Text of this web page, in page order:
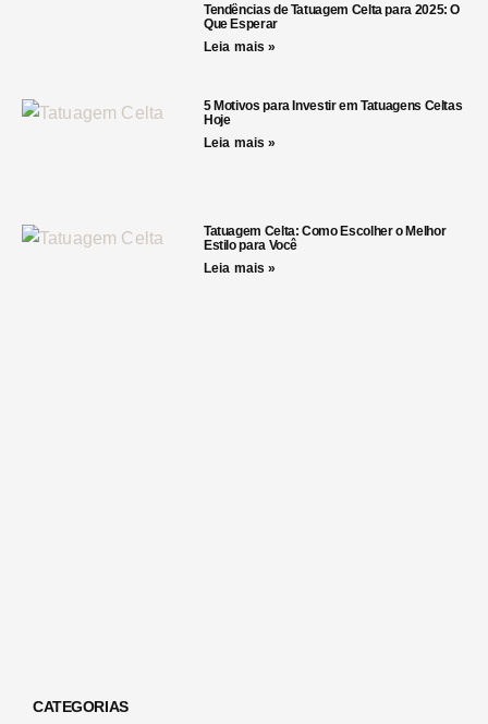
Tendências de Tatuagem Celta para 2025: O
Que Esperar
Leia mais »
5 Motivos para Investir em Tatuagens Celtas
Hoje
Leia mais »
Tatuagem Celta: Como Escolher o Melhor
Estilo para Você
Leia mais »
CATEGORIAS